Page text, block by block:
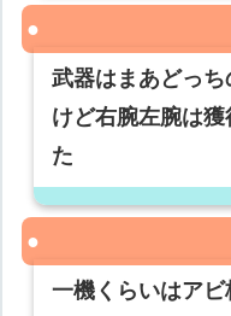
武器はまあどっ
けど右腕左腕は
た
一機くらいはア